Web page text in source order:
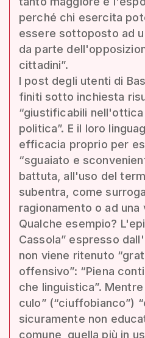
perché chi esercita
essere sottoposto ad
da parte
cittadini”.
I post degli utenti di
finiti sotto inchiesta
“giustificabili
politica”. E il loro
efficacia proprio per
“sguaiato e
battuta, all'uso del
subentra, come
ragionamento o ad una
Qualche esempio?
Cassola” espresso
non viene ritenuto
offensivo”: “Piena
che linguistica”.
culo” (“ciuffobianco”)
sicuramente non
comune, quella più in